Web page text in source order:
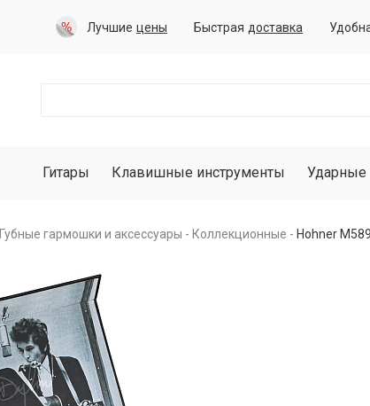
Лучшие цены Быстрая доставка
Гитары Клавишные инструменты Ударные
Губные гармошки и аксессуары Коллекционные Hohner